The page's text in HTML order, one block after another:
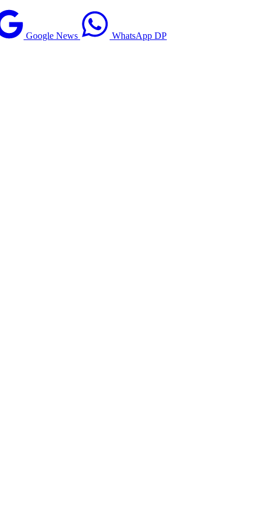
Google News WhatsApp DP